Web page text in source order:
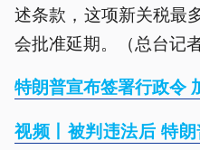
述条款，这项新关税最
会批准延期。（总台记
特朗普宣布签署行政令
视频丨被判违法后 特